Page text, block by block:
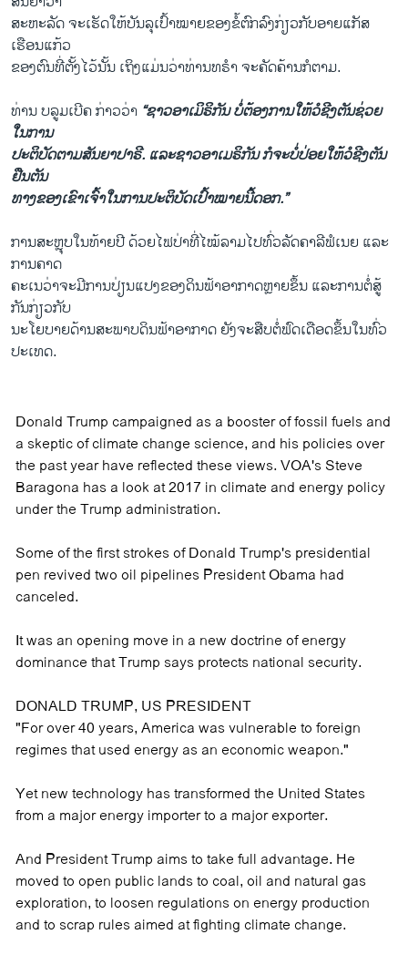
ສະຫະລັດ ຈະເຮັດໃຫ້ບັນລຸເປົ້າໝາຍຂອງຂໍ້ຕົກລົງກ່ຽວກັບອາຍແກັສ
ເຮືອນແກ້ວ
ຂອງຕົນທີ່ຕັ້ງໄວ້ນັ້ນ ເຖິງແມ່ນວ່າທ່ານທຣຳ ຈະຄັດຄ້ານກໍຕາມ.
ທ່ານ ບລູມເບີຄ ກ່າວວ່າ “ຊາວອາເມິຣິກັນ ບໍ່ຕ້ອງການໃຫ້ວໍຊີງຕັນຊ່ວຍ
ໃນການ
ປະຕິບັດຕາມສັນຍາປາຣີ. ແລະຊາວອາເມຣິກັນ ກໍຈະບໍ່ປ່ອຍໃຫ້ວໍຊີງຕັນ
ຢືນຕັນ
ທາງຂອງເຂົາເຈົ້າໃນການປະຕິບັດເປົ້າໝາຍນີ້ດອກ.”
ການສະຫຼຸບໃນທ້າຍປີ ດ້ວຍໄຟປ່າທີ່ໄໝ້ລາມໄປທົ່ວລັດຄາລີຟໍເນຍ ແລະ
ການຄາດ
ຄະເນວ່າຈະມີການປ່ຽນແປງຂອງດິນຟ້າອາກາດຫຼາຍຂຶ້ນ ແລະການຕໍ່ສູ້
ກັນກ່ຽວກັບ
ນະໂຍບາຍດ້ານສະພາບດິນຟ້າອາກາດ ຍັງຈະສືບຕໍ່ຟົດເດືອດຂຶ້ນໃນທົ່ວ
ປະເທດ.
Donald Trump campaigned as a booster of fossil fuels and
a skeptic of climate change science, and his policies over
the past year have reflected these views. VOA's Steve
Baragona has a look at 2017 in climate and energy policy
under the Trump administration.
Some of the first strokes of Donald Trump's presidential
pen revived two oil pipelines President Obama had
canceled.
It was an opening move in a new doctrine of energy
dominance that Trump says protects national security.
DONALD TRUMP, US PRESIDENT
"For over 40 years, America was vulnerable to foreign
regimes that used energy as an economic weapon."
Yet new technology has transformed the United States
from a major energy importer to a major exporter.
And President Trump aims to take full advantage. He
moved to open public lands to coal, oil and natural gas
exploration, to loosen regulations on energy production
and to scrap rules aimed at fighting climate change.